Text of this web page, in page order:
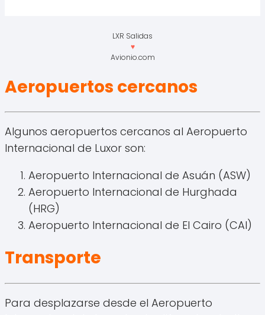
LXR Salidas
♥
Avionio.com
Aeropuertos cercanos
Algunos aeropuertos cercanos al Aeropuerto
Internacional de Luxor son:
Aeropuerto Internacional de Asuán (ASW)
Aeropuerto Internacional de Hurghada
(HRG)
Aeropuerto Internacional de El Cairo (CAI)
Transporte
Para desplazarse desde el Aeropuerto